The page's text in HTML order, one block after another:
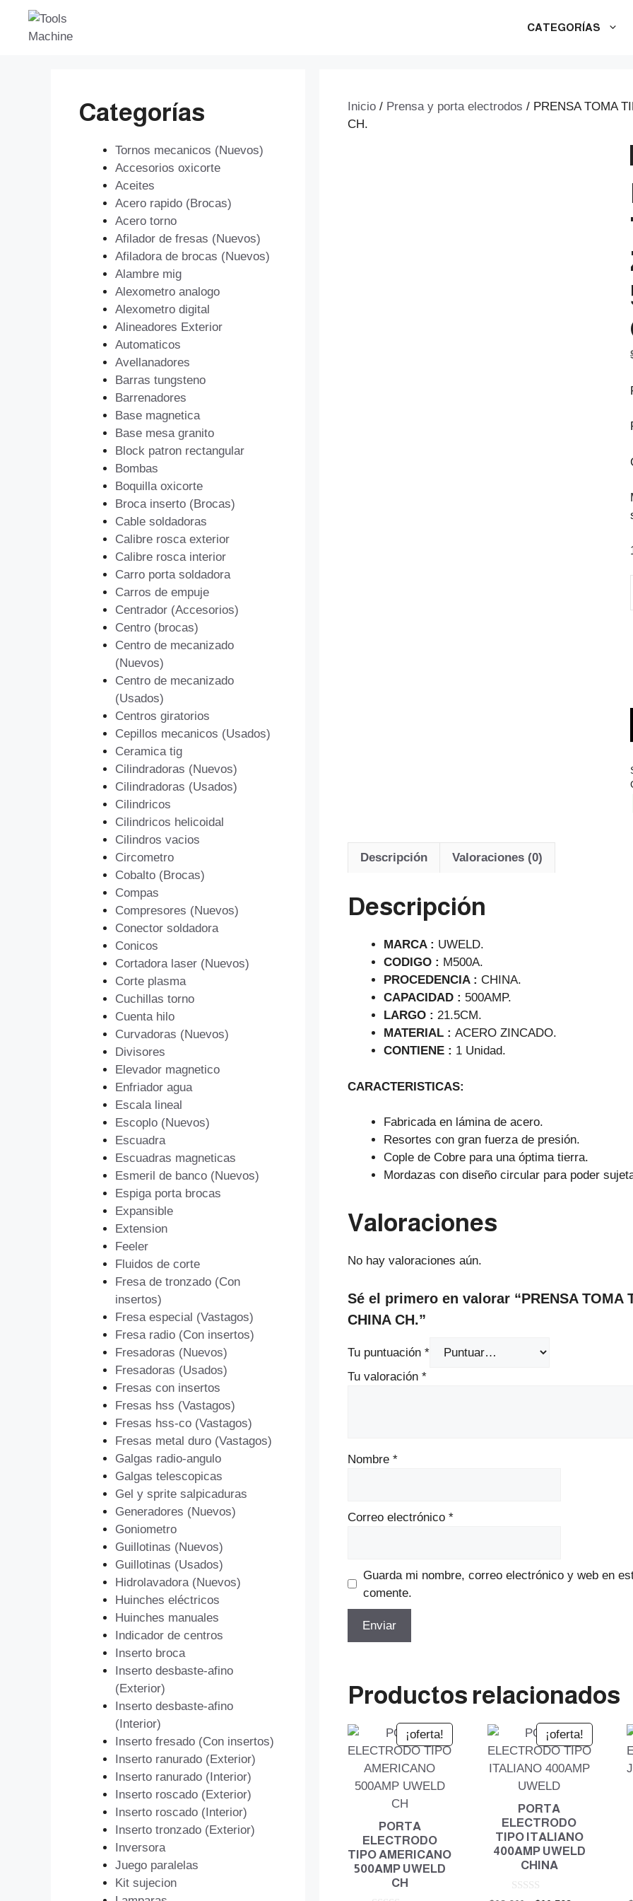
Saltar
contenido
CATEGORÍAS
Inicio / Prensa y porta electrodos / PRENSA TOMA
CH.
Descripción Valoraciones (0)
Descripción
MARCA : UWELD.
CODIGO : M500A.
PROCEDENCIA : CHINA.
CAPACIDAD : 500AMP.
LARGO : 21.5CM.
MATERIAL : ACERO ZINCADO.
CONTIENE : 1 Unidad.
CARACTERISTICAS:
Fabricada en lámina de acero.
Resortes con gran fuerza de presión.
Cople de Cobre para una óptima tierra.
Mordazas con diseño circular para poder
Valoraciones
No hay valoraciones aún.
Sé el primero en valorar “PRENSA TOMA
CHINA CH.”
Tu puntuación *
Tu valoración *
Nombre *
Correo electrónico *
Guarda mi nombre, correo electrónico y web en
comente.
Productos relacionados
¡oferta!
PORTA
ELECTRODO
TIPO AMERICANO
500AMP UWELD
CH
¡oferta!
PORTA
ELECTRODO
TIPO ITALIANO
400AMP UWELD
CHINA
Categorías
Tornos mecanicos (Nuevos)
Accesorios oxicorte
Aceites
Acero rapido (Brocas)
Acero torno
Afilador de fresas (Nuevos)
Afiladora de brocas (Nuevos)
Alambre mig
Alexometro analogo
Alexometro digital
Alineadores Exterior
Automaticos
Avellanadores
Barras tungsteno
Barrenadores
Base magnetica
Base mesa granito
Block patron rectangular
Bombas
Boquilla oxicorte
Broca inserto (Brocas)
Cable soldadoras
Calibre rosca exterior
Calibre rosca interior
Carro porta soldadora
Carros de empuje
Centrador (Accesorios)
Centro (brocas)
Centro de mecanizado
(Nuevos)
Centro de mecanizado
(Usados)
Centros giratorios
Cepillos mecanicos (Usados)
Ceramica tig
Cilindradoras (Nuevos)
Cilindradoras (Usados)
Cilindricos
Cilindricos helicoidal
Cilindros vacios
Circometro
Cobalto (Brocas)
Compas
Compresores (Nuevos)
Conector soldadora
Conicos
Cortadora laser (Nuevos)
Corte plasma
Cuchillas torno
Cuenta hilo
Curvadoras (Nuevos)
Divisores
Elevador magnetico
Enfriador agua
Escala lineal
Escoplo (Nuevos)
Escuadra
Escuadras magneticas
Esmeril de banco (Nuevos)
Espiga porta brocas
Expansible
Extension
Feeler
Fluidos de corte
Fresa de tronzado (Con
insertos)
Fresa especial (Vastagos)
Fresa radio (Con insertos)
Fresadoras (Nuevos)
Fresadoras (Usados)
Fresas con insertos
Fresas hss (Vastagos)
Fresas hss-co (Vastagos)
Fresas metal duro (Vastagos)
Galgas radio-angulo
Galgas telescopicas
Gel y sprite salpicaduras
Generadores (Nuevos)
Goniometro
Guillotinas (Nuevos)
Guillotinas (Usados)
Hidrolavadora (Nuevos)
Huinches eléctricos
Huinches manuales
Indicador de centros
Inserto broca
Inserto desbaste-afino
(Exterior)
Inserto desbaste-afino
(Interior)
Inserto fresado (Con insertos)
Inserto ranurado (Exterior)
Inserto ranurado (Interior)
Inserto roscado (Exterior)
Inserto roscado (Interior)
Inserto tronzado (Exterior)
Inversora
Juego paralelas
Kit sujecion